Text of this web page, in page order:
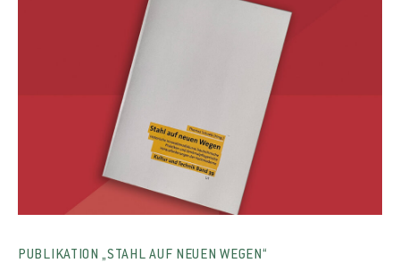
PUBLIKATION „STAHL AUF NEUEN WEGEN“